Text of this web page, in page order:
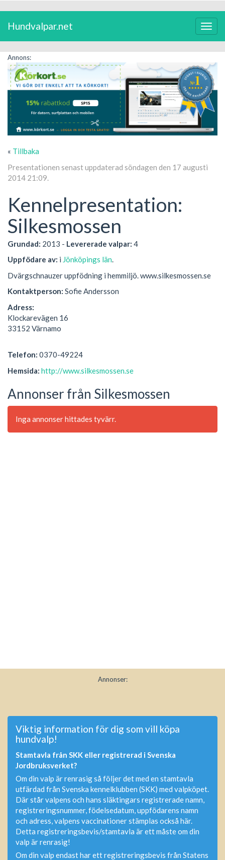
Växla
Hundvalpar.net
Annons:
« Tillbaka
Presentationen senast uppdaterad söndagen den 17 augusti
2014 21:09.
Kennelpresentation:
Silkesmossen
Grundad: 2013 - Levererade valpar: 4
Uppfödare av: i Jönköpings län.
Dvärgschnauzer uppfödning i hemmiljö. www.silkesmossen.se
Kontaktperson: Sofie Andersson
Adress:
Klockarevägen 16
33152 Värnamo
Telefon: 0370-49224
Hemsida: http://www.silkesmossen.se
Annonser från Silkesmossen
Inga annonser hittades tyvärr.
Annonser:
Viktig information för dig som vill köpa
hundvalp!
Stamtavla från SKK eller registrerad i Svenska
Jordbruksverket?
Om din valp är renrasig så följer det med en stamtavla
utfärdad från Svenska kennelklubben (SKK) med valpköpet.
Där står valpens och hans släktingars registrerade namn,
registreringsnummer, födelsedatum, uppfödarens namn
och adress, valpens vaccinationer stämplas också här.
Detta registreringsbevis/stamtavla är ett måste om din
valp är renrasig!
Om din valp endast har ett registreringsbevis från Statens